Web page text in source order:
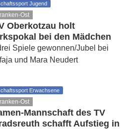
Jugend
Ost
Oberkotzau holt
bei den Mädchen
Spiele gewonnen/Jubel bei
und Mara Neudert
Erwachsene
Ost
Mannschaft des TV
schafft Aufstieg in